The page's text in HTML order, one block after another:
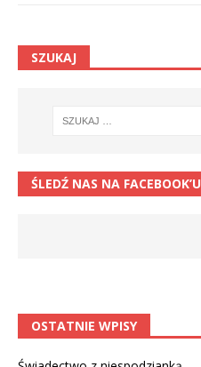
SZUKAJ
ŚLEDŹ NAS NA FACEBOOK’U
OSTATNIE WPISY